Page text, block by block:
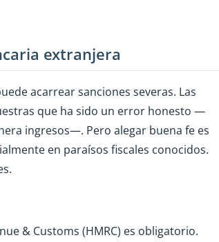
extranjera
acarrear sanciones severas. Las
que ha sido un error honesto —
ingresos—. Pero alegar buena fe es
en paraísos fiscales conocidos.
& Customs (HMRC) es obligatorio.